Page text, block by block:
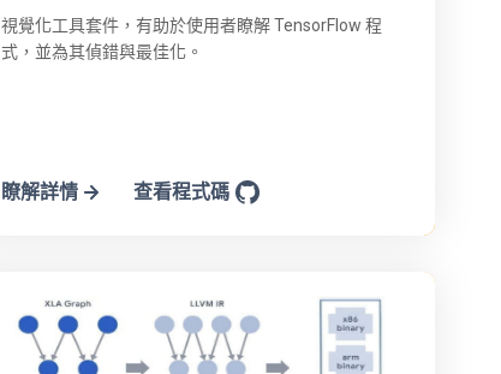
視覺化工具套件，有助於使用者瞭解 TensorFlow 程
式，並為其偵錯與最佳化。
瞭解詳情 查看程式碼